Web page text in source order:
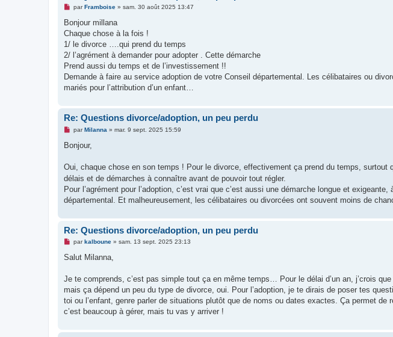
M
s
a
g
n
o
l
u
parFramboise» sam. 30 août 2025 13:47
Bonjour millana
Chaque chose à la fois !
1/ le divorce ….qui prend du temps
2/ l’agrément à demander pour adopter . Cette démarche
Prend aussi du temps et de l’investissement !!
Demande à faire au service adoption de votre Conseil départemental. Les célibataires ou
mariés pour l’attribution d’un enfant…
Re: Questions divorce/adoption, un peu perdu
M
s
g
n
o
n
l
parMilanna » mar. 9 sept. 2025 15:59
Bonjour,
Oui, chaque chose en son temps ! Pour le divorce, effectivement ça prend du temps, surtout
délais et de démarches à connaître avant de pouvoir tout régler.
Pour l’agrément pour l’adoption, c’est vrai que c’est aussi une démarche longue et
départemental. Et malheureusement, les célibataires ou divorcées ont souvent moins de
Re: Questions divorce/adoption, un peu perdu
M
s
g
n
o
l
parkalboune» sam. 13 sept. 2025 23:13
Salut Milanna,
Je te comprends, c’est pas simple tout ça en même temps… Pour le délai d’un an, j’crois
mais ça dépend un peu du type de divorce, oui. Pour l’adoption, je te dirais de poser tes
toi ou l’enfant, genre parler de situations plutôt que de noms ou dates exactes. Ça permet
c’est beaucoup à gérer, mais tu vas y arriver !